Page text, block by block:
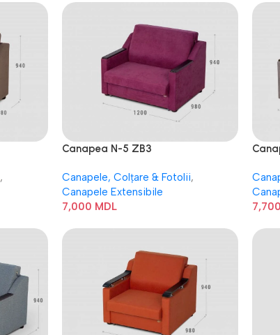
,
Canapea N-5 ZB3
Canapele, Colțare & Fotolii,
Canapele Extensibile
7,000 MDL
7,700